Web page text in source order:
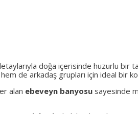
doğa içerisinde huzurlu bir
de arkadaş grupları için ideal bir
alan ebeveyn banyosu sayesinde